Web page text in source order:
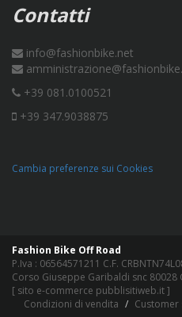
Contatti
info@fashionbike.net
+39 081.0100521
+39 347.9038875
Cambia preferenze sui Cookies
Fashion Bike Off Road
P.Iva : 06564571211 C.F.
Corso Giuseppe Garibaldi snc
[ sito e-commerce pubblisitiweb.it]
Condizioni di vendita
Customer